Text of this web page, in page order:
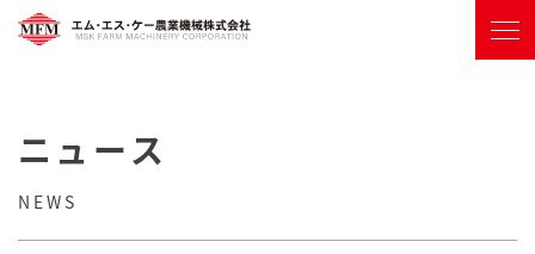
ニュース
NEWS